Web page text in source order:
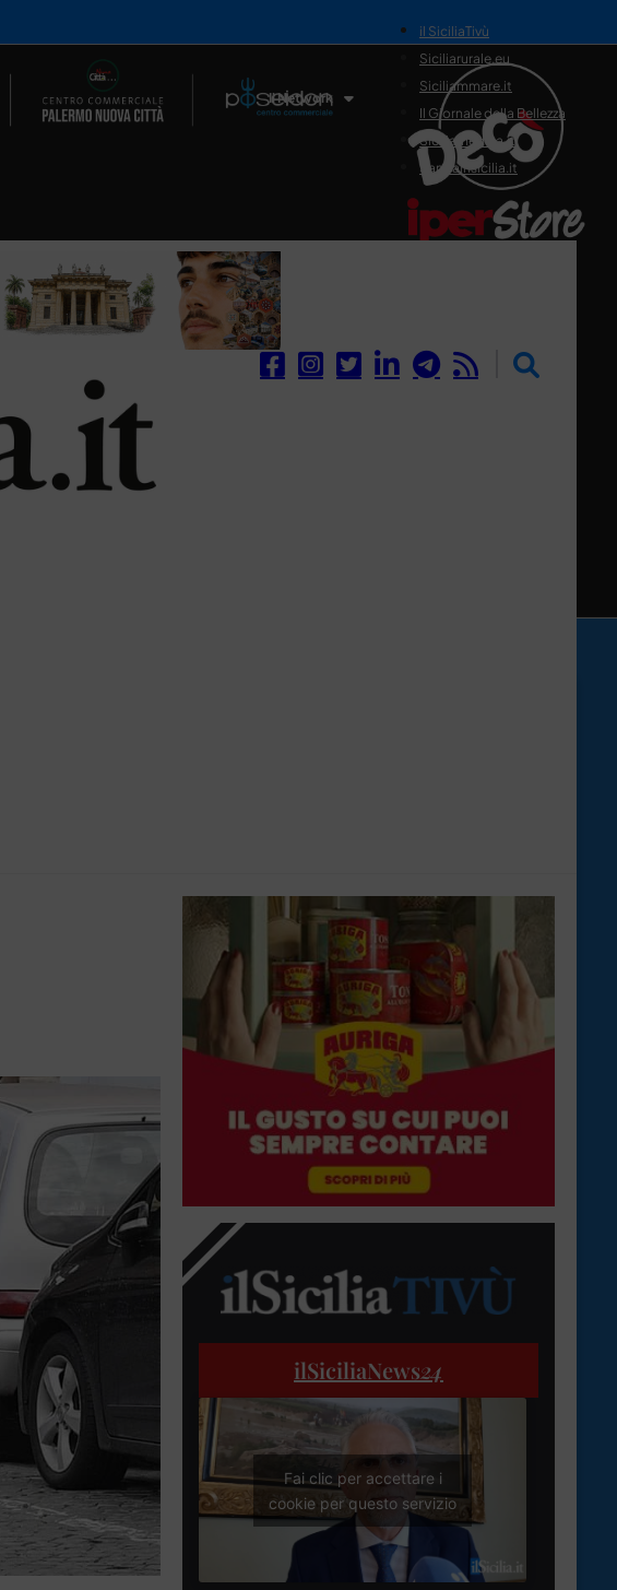
Il Network
il SiciliaTivù
Siciliarurale.eu
Siciliammare.it
Il Giornale della Bellezza
Siciliamedica.it
Sanitainsicilia.it
ilSiciliaNews24
Fai clic per accettare i
cookie per questo servizio